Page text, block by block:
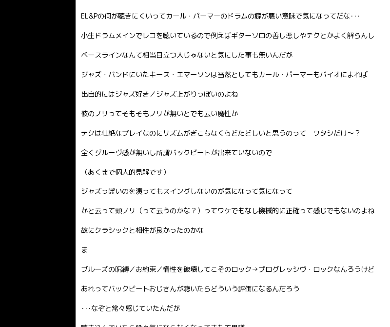
EL&Pの何が聴きにくいってカール・パーマーのドラムの癖が悪い意味で気になってだな･･･
小生ドラムメインでレコを聴いているので例えばギターソロの善し悪しやテクとかよく解らんし
ベースラインなんて相当目立つ人じゃないと気にした事も無いんだが
ジャズ・バンドにいたキース・エマーソンは当然としてもカール・パーマーもバイオによれば
出自的にはジャズ好き／ジャズ上がりっぽいのよね
彼のノリってそもそもノリが無いとでも云い魔性か
テクは壮絶なプレイなのにリズムがぎこちなくらどたどしいと思うのって ワタシだけ〜？
全くグルーヴ感が無いし所謂バックビートが出来ていないので
（あくまで個人的見解です）
ジャズっぽいのを演ってもスイングしないのが気になって気になって
かと云って頭ノリ（って云うのかな？）ってワケでもなし機械的に正確って感じでもないのよね
故にクラシックと相性が良かったのかな
ま
ブルーズの呪縛／お約束／惰性を破壊してこそのロック→プログレッシヴ・ロックなんろうけど
あれってバックビートおじさんが聴いたらどういう評価になるんだろう
･･･なぞと常々感じていたんだが